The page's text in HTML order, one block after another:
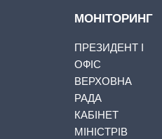
МОНІТОРИНГ
ПРЕЗИДЕНТ І
ОФІС
ВЕРХОВНА
РАДА
КАБІНЕТ
МІНІСТРІВ